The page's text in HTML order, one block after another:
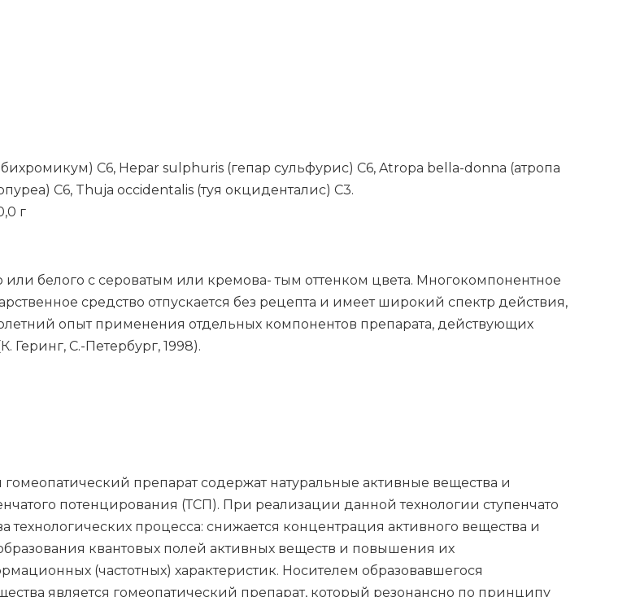
С6, Hepar sulphuris (ге­пар сульфу­рис) С6, Atropa bella-donna (атро­па
С6, Thuja occidentalis (туя ок­ци­ден­та­лис) С3.
г
белого с сероватым или кремова- тым оттенком цвета. Многокомпонентное
средство отпускается без рецепта и имеет широкий спектр действия,
опыт применения отдельных компонентов препарата, действующих
С.-Петербург, 1998).
препарат содержат натуральные активные вещества и
потенцирования (ТСП). При реализации данной технологии ступенчато
процесса: снижается концентрация активного вещества и
квантовых полей активных веществ и повышения их
(частотных) характеристик. Носителем образовавшегося
является гомеопатический препарат, который резонансно по принципу